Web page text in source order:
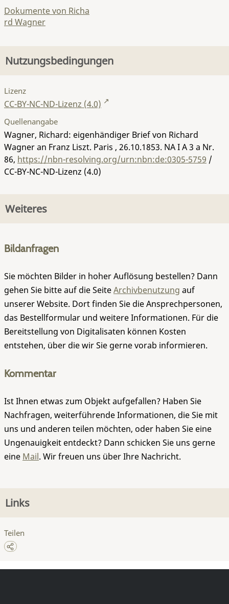
Dokumente von Richa
rd Wagner
Nutzungsbedingungen
Lizenz
CC-BY-NC-ND-Lizenz (4.0)
Quellenangabe
Wagner, Richard: eigenhändiger Brief von Richard
Wagner an Franz Liszt. Paris , 26.10.1853. NA I A 3 a Nr.
86, https://nbn-resolving.org/urn:nbn:de:0305-5759 /
CC-BY-NC-ND-Lizenz (4.0)
Weiteres
Bildanfragen
Sie möchten Bilder in hoher Auflösung bestellen? Dann
gehen Sie bitte auf die SeiteArchivbenutzung auf
unserer Website. Dort finden Sie die Ansprechpersonen,
das Bestellformular und weitere Informationen. Für die
Bereitstellung von Digitalisaten können Kosten
entstehen, über die wir Sie gerne vorab informieren.
Kommentar
Ist Ihnen etwas zum Objekt aufgefallen? Haben Sie
Nachfragen, weiterführende Informationen, die Sie mit
uns und anderen teilen möchten, oder haben Sie eine
Ungenauigkeit entdeckt? Dann schicken Sie uns gerne
eine Mail. Wir freuen uns über Ihre Nachricht.
Links
Teilen